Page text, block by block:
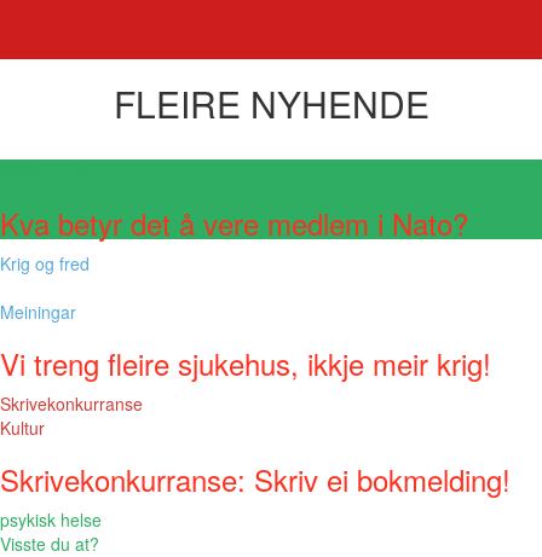
FLEIRE NYHENDE
Kva betyr det å vere medlem i Nato?
Krig og fred
Meiningar
Vi treng fleire sjukehus, ikkje meir krig!
Skrivekonkurranse
Kultur
Skrivekonkurranse: Skriv ei bokmelding!
psykisk helse
Visste du at?